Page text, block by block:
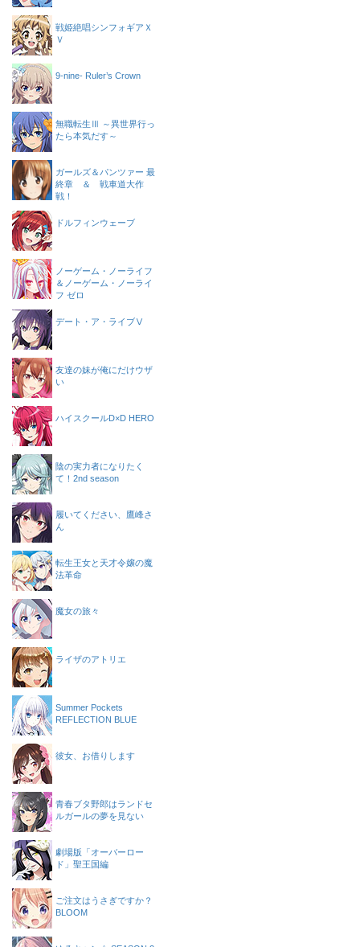
戦姫絶唱シンフォギアＸ
Ｖ
9-nine- Ruler’s Crown
無職転生Ⅲ ～異世界行っ
たら本気だす～
ガールズ＆パンツァー 最
終章 ＆ 戦車道大作
戦！
ドルフィンウェーブ
ノーゲーム・ノーライフ
＆ノーゲーム・ノーライ
フ ゼロ
デート・ア・ライブⅤ
友達の妹が俺にだけウザ
い
ハイスクールD×D HERO
陰の実力者になりたく
て！2nd season
履いてください、鷹峰さ
ん
転生王女と天才令嬢の魔
法革命
魔女の旅々
ライザのアトリエ
Summer Pockets
REFLECTION BLUE
彼女、お借りします
青春ブタ野郎はランドセ
ルガールの夢を見ない
劇場版「オーバーロー
ド」聖王国編
ご注文はうさぎですか？
BLOOM